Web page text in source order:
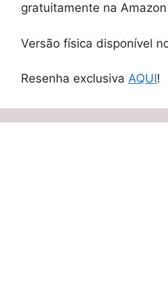
gratuitamente na
Versão física disponível
Resenha exclusiva AQUI!